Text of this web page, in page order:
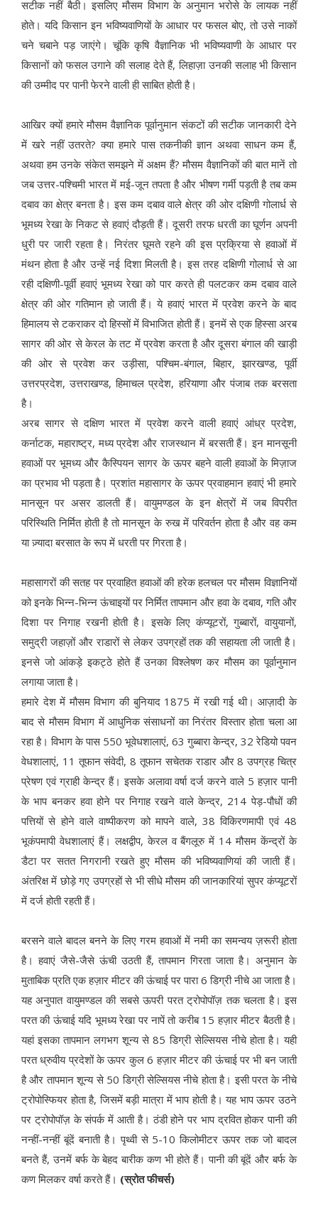
सटीक नहीं बैठी। इसलिए मौसम विभाग के अनुमान भरोसे के लायक नहीं
होते। यदि किसान इन भविष्यवाणियों के आधार पर फसल बोए, तो उसे नाकों
चने चबाने पड़ जाएंगे। चूंकि कृषि वैज्ञानिक भी भविष्यवाणी के आधार पर
किसानों को फसल उगाने की सलाह देते हैं, लिहाज़ा उनकी सलाह भी किसान
की उम्मीद पर पानी फेरने वाली ही साबित होती है।
आखिर क्यों हमारे मौसम वैज्ञानिक पूर्वानुमान संकटों की सटीक जानकारी देने
में खरे नहीं उतरते? क्या हमारे पास तकनीकी ज्ञान अथवा साधन कम हैं,
अथवा हम उनके संकेत समझने में अक्षम हैं? मौसम वैज्ञानिकों की बात मानें तो
जब उत्तर-पश्चिमी भारत में मई-जून तपता है और भीषण गर्मी पड़ती है तब कम
दबाव का क्षेत्र बनता है। इस कम दबाव वाले क्षेत्र की ओर दक्षिणी गोलार्ध से
भूमध्य रेखा के निकट से हवाएं दौड़ती हैं। दूसरी तरफ धरती का घूर्णन अपनी
धुरी पर जारी रहता है। निरंतर घूमते रहने की इस प्रक्रिया से हवाओं में
मंथन होता है और उन्हें नई दिशा मिलती है। इस तरह दक्षिणी गोलार्ध से आ
रही दक्षिणी-पूर्वी हवाएं भूमध्य रेखा को पार करते ही पलटकर कम दबाव वाले
क्षेत्र की ओर गतिमान हो जाती हैं। ये हवाएं भारत में प्रवेश करने के बाद
हिमालय से टकराकर दो हिस्सों में विभाजित होती हैं। इनमें से एक हिस्सा अरब
सागर की ओर से केरल के तट में प्रवेश करता है और दूसरा बंगाल की खाड़ी
की ओर से प्रवेश कर उड़ीसा, पश्चिम-बंगाल, बिहार, झारखण्ड, पूर्वी
उत्तरप्रदेश, उत्तराखण्ड, हिमाचल प्रदेश, हरियाणा और पंजाब तक बरसता
है।
अरब सागर से दक्षिण भारत में प्रवेश करने वाली हवाएं आंध्र प्रदेश,
कर्नाटक, महाराष्ट्र, मध्य प्रदेश और राजस्थान में बरसती हैं। इन मानसूनी
हवाओं पर भूमध्य और कैस्पियन सागर के ऊपर बहने वाली हवाओं के मिज़ाज
का प्रभाव भी पड़ता है। प्रशांत महासागर के ऊपर प्रवाहमान हवाएं भी हमारे
मानसून पर असर डालती हैं। वायुमण्डल के इन क्षेत्रों में जब विपरीत
परिस्थिति निर्मित होती है तो मानसून के रुख में परिवर्तन होता है और वह कम
या ज़्यादा बरसात के रूप में धरती पर गिरता है।
महासागरों की सतह पर प्रवाहित हवाओं की हरेक हलचल पर मौसम विज्ञानियों
को इनके भिन्न-भिन्न ऊंचाइयों पर निर्मित तापमान और हवा के दबाव, गति और
दिशा पर निगाह रखनी होती है। इसके लिए कंप्यूटरों, गुब्बारों, वायुयानों,
समुद्री जहाज़ों और राडारों से लेकर उपग्रहों तक की सहायता ली जाती है।
इनसे जो आंकड़े इकट्ठे होते हैं उनका विश्लेषण कर मौसम का पूर्वानुमान
लगाया जाता है।
हमारे देश में मौसम विभाग की बुनियाद 1875 में रखी गई थी। आज़ादी के
बाद से मौसम विभाग में आधुनिक संसाधनों का निरंतर विस्तार होता चला आ
रहा है। विभाग के पास 550 भूवेधशालाएं, 63 गुब्बारा केन्द्र, 32 रेडियो पवन
वेधशालाएं, 11 तूफान संवेदी, 8 तूफान सचेतक राडार और 8 उपग्रह चित्र
प्रेषण एवं ग्राही केन्द्र हैं। इसके अलावा वर्षा दर्ज करने वाले 5 हज़ार पानी
के भाप बनकर हवा होने पर निगाह रखने वाले केन्द्र, 214 पेड़-पौधों की
पत्तियों से होने वाले वाष्पीकरण को मापने वाले, 38 विकिरणमापी एवं 48
भूकंपमापी वेधशालाएं हैं। लक्षद्वीप, केरल व बैंगलूरु में 14 मौसम केंन्द्रों के
डैटा पर सतत निगरानी रखते हुए मौसम की भविष्यवाणियां की जाती हैं।
अंतरिक्ष में छोड़े गए उपग्रहों से भी सीधे मौसम की जानकारियां सुपर कंप्यूटरों
में दर्ज होती रहती हैं।
बरसने वाले बादल बनने के लिए गरम हवाओं में नमी का समन्वय ज़रूरी होता
है। हवाएं जैसे-जैसे ऊंची उठती हैं, तापमान गिरता जाता है। अनुमान के
मुताबिक प्रति एक हज़ार मीटर की ऊंचाई पर पारा 6 डिग्री नीचे आ जाता है।
यह अनुपात वायुमण्डल की सबसे ऊपरी परत ट्रोपोपॉज़ तक चलता है। इस
परत की ऊंचाई यदि भूमध्य रेखा पर नापें तो करीब 15 हज़ार मीटर बैठती है।
यहां इसका तापमान लगभग शून्य से 85 डिग्री सेल्सियस नीचे होता है। यही
परत ध्रुवीय प्रदेशों के ऊपर कुल 6 हज़ार मीटर की ऊंचाई पर भी बन जाती
है और तापमान शून्य से 50 डिग्री सेल्सियस नीचे होता है। इसी परत के नीचे
ट्रोपोस्फियर होता है, जिसमें बड़ी मात्रा में भाप होती है। यह भाप ऊपर उठने
पर ट्रोपोपॉज़ के संपर्क में आती है। ठंडी होने पर भाप द्रवित होकर पानी की
नन्हीं-नन्हीं बूंदें बनाती है। पृथ्वी से 5-10 किलोमीटर ऊपर तक जो बादल
बनते हैं, उनमें बर्फ के बेहद बारीक कण भी होते हैं। पानी की बूंदें और बर्फ के
कण मिलकर वर्षा करते हैं। (स्रोत फीचर्स)